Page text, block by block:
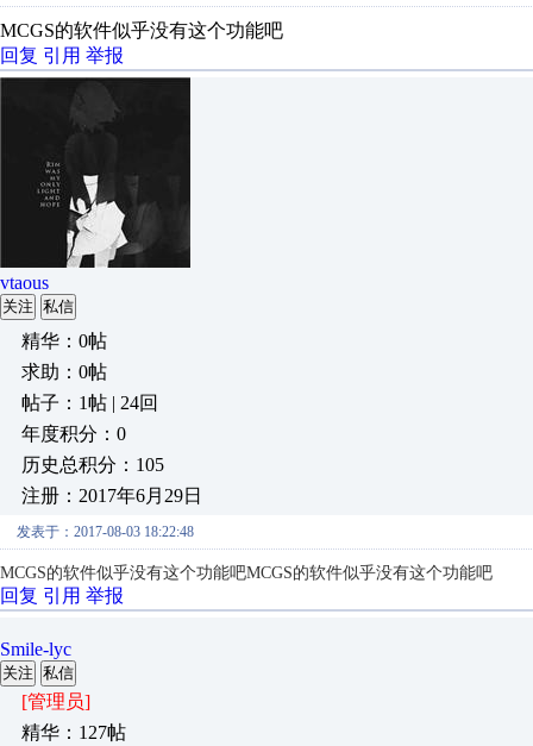
MCGS的软件似乎没有这个功能吧
回复 引用 举报
vtaous
关注 私信
精华：0帖
求助：0帖
帖子：1帖 | 24回
年度积分：0
历史总积分：105
注册：2017年6月29日
发表于：2017-08-03 18:22:48
MCGS的软件似乎没有这个功能吧MCGS的软件似乎没有这个功能吧
回复 引用 举报
Smile-lyc
关注 私信
[管理员]
精华：127帖